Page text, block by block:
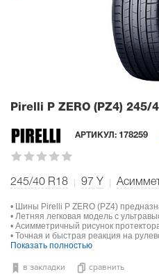
Pirelli P ZERO (PZ4) 245/
АРТИКУЛ: 178259
245/40 R18 97 Y
• Шины Pirelli P ZERO (PZ4)
• Летняя легковая модель с
• Асимметричный рисунок
• Точная и быстрая реакция на
Показать полностью
в закладки сравнить